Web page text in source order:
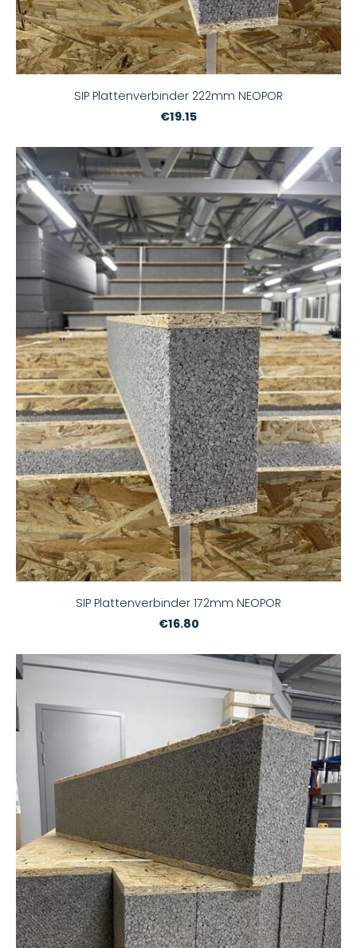
SIP Plattenverbinder 222mm NEOPOR
€19.15
SIP Plattenverbinder 172mm NEOPOR
€16.80